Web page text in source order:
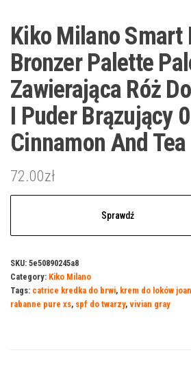
Kiko Milano Smart
Bronzer Palette
Zawierająca Róż
I Puder Brązujący
Cinnamon And
72.00zł
Sprawdź
SKU: 5e50890245a8
Category: Kiko Milano
Tags: catrice kredka do brwi, krem do loków
rabanne pure xs, spf do twarzy, vivian gray